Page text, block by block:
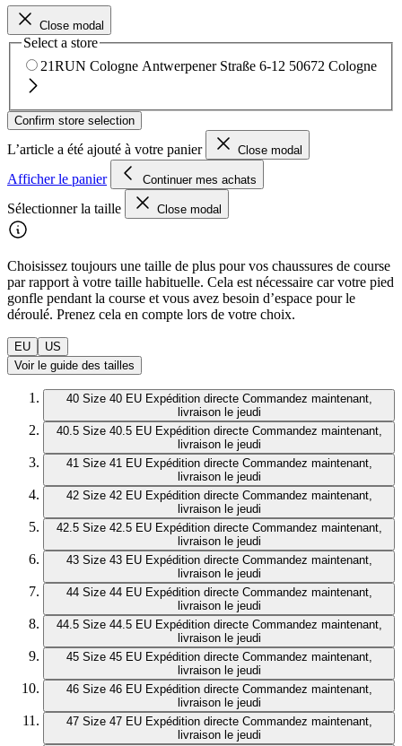
Close modal
Select a store
21RUN Cologne Antwerpener Straße 6-12 50672 Cologne
Confirm store selection
L’article a été ajouté à votre panier Close modal
Afficher le panier Continuer mes achats
Sélectionner la taille Close modal
Choisissez toujours une taille de plus pour vos chaussures de course
par rapport à votre taille habituelle. Cela est nécessaire car votre pied
gonfle pendant la course et vous avez besoin d’espace pour le
déroulé. Prenez cela en compte lors de votre choix.
EU
US
Voir le guide des tailles
40 Size 40 EU Expédition directe Commandez maintenant,
livraison le jeudi
40.5 Size 40.5 EU Expédition directe Commandez maintenant,
livraison le jeudi
41 Size 41 EU Expédition directe Commandez maintenant,
livraison le jeudi
42 Size 42 EU Expédition directe Commandez maintenant,
livraison le jeudi
42.5 Size 42.5 EU Expédition directe Commandez maintenant,
livraison le jeudi
43 Size 43 EU Expédition directe Commandez maintenant,
livraison le jeudi
44 Size 44 EU Expédition directe Commandez maintenant,
livraison le jeudi
44.5 Size 44.5 EU Expédition directe Commandez maintenant,
livraison le jeudi
45 Size 45 EU Expédition directe Commandez maintenant,
livraison le jeudi
46 Size 46 EU Expédition directe Commandez maintenant,
livraison le jeudi
47 Size 47 EU Expédition directe Commandez maintenant,
livraison le jeudi